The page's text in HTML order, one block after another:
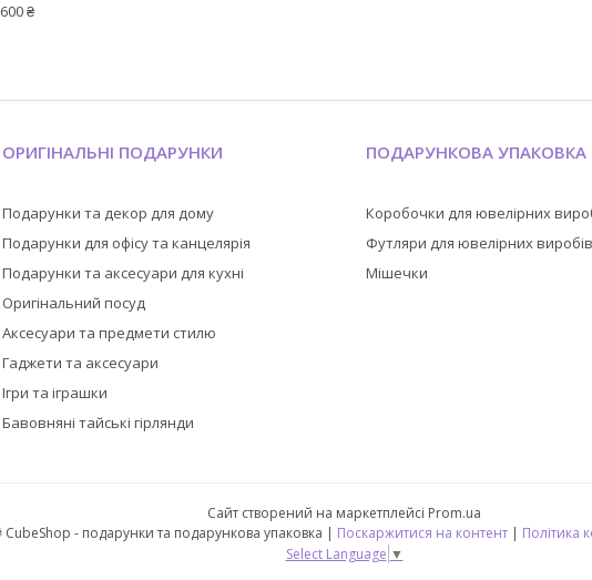
600 ₴
ОРИГІНАЛЬНІ ПОДАРУНКИ
Подарунки та декор для дому
Подарунки для офісу та канцелярія
Подарунки та аксесуари для кухні
Оригінальний посуд
Аксесуари та предмети стилю
Гаджети та аксесуари
Ігри та іграшки
Бавовняні тайські гірлянди
ПОДАРУНКОВА УПАКОВКА
Коробочки для ювелірних
Футляри для ювелірних виробів
Мішечки
Сайт створений на маркетплейсі Prom.ua
🎁 CubeShop - подарунки та подарункова упаковка | Поскаржитися на контент | Політика
Select Language ▼